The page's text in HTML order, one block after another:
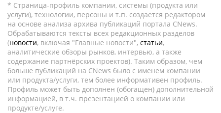
* Страница-профиль компании, системы (продукта или
услуги), технологии, персоны и т.п. создается редактором
на основе анализа архива публикаций портала CNews.
Обрабатываются тексты всех редакционных разделов
(новости, включая "Главные новости", статьи,
аналитические обзоры рынков, интервью, а также
содержание партнёрских проектов). Таким образом, чем
больше публикаций на CNews было с именем компании
или продукта/услуги, тем более информативен профиль.
Профиль может быть дополнен (обогащен) дополнительной
информацией, в т.ч. презентацией о компании или
продукте/услуге.